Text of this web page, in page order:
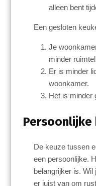
alleen bent
Een gesloten
Je
minder
Er is minder
woonkamer.
Het is minder
Persoonlijke
De keuze tussen
een persoonlijke.
belangrijker is. Wil
er juist van om